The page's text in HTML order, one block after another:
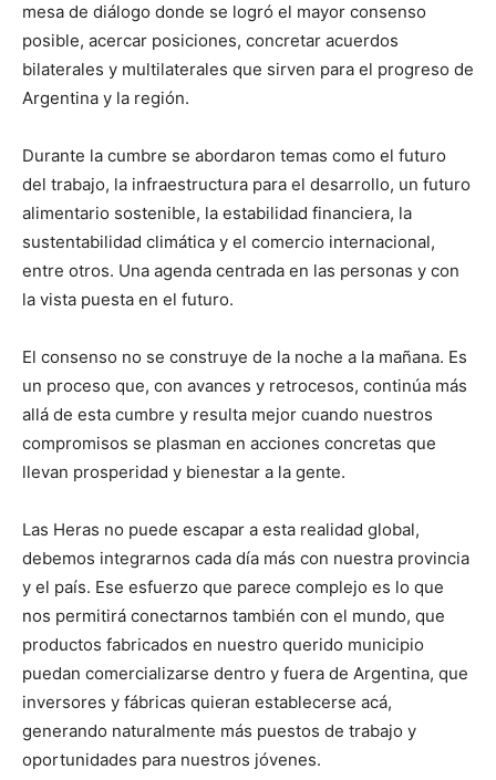
mesa de diálogo donde se logró el mayor consenso
posible, acercar posiciones, concretar acuerdos
bilaterales y multilaterales que sirven para el progreso de
Argentina y la región.
Durante la cumbre se abordaron temas como el futuro
del trabajo, la infraestructura para el desarrollo, un futuro
alimentario sostenible, la estabilidad financiera, la
sustentabilidad climática y el comercio internacional,
entre otros. Una agenda centrada en las personas y con
la vista puesta en el futuro.
El consenso no se construye de la noche a la mañana. Es
un proceso que, con avances y retrocesos, continúa más
allá de esta cumbre y resulta mejor cuando nuestros
compromisos se plasman en acciones concretas que
llevan prosperidad y bienestar a la gente.
Las Heras no puede escapar a esta realidad global,
debemos integrarnos cada día más con nuestra provincia
y el país. Ese esfuerzo que parece complejo es lo que
nos permitirá conectarnos también con el mundo, que
productos fabricados en nuestro querido municipio
puedan comercializarse dentro y fuera de Argentina, que
inversores y fábricas quieran establecerse acá,
generando naturalmente más puestos de trabajo y
oportunidades para nuestros jóvenes.